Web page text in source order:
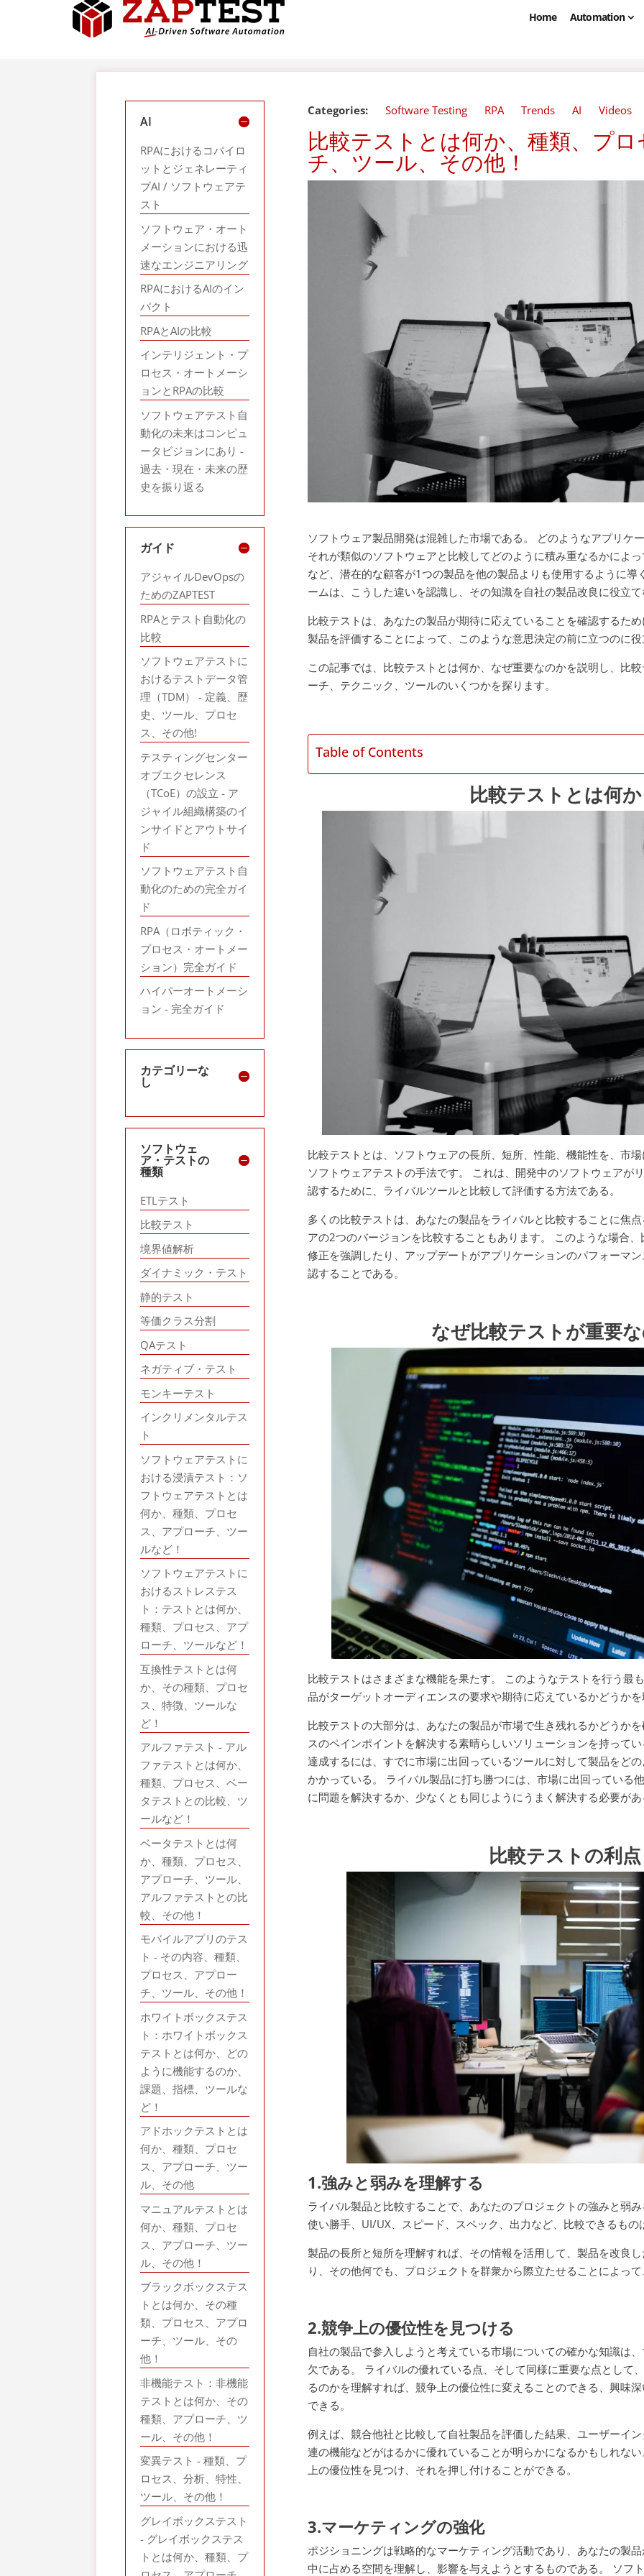
Home Automation
Categories: Software Testing RPA Trends AI Videos
比較テストとは何か、種類、プ
チ、ツール、その他！
ソフトウェア製品開発は混雑した市場である。 どのようなアプリケ
それが類似のソフトウェアと比較してどのように積み重なるかによ
など、潜在的な顧客が1つの製品を他の製品よりも使用するように
ームは、こうした違いを認識し、その知識を自社の製品改良に役立
比較テストは、あなたの製品が期待に応えていることを確認するた
製品を評価することによって、このような意思決定の前に立つのに
この記事では、比較テストとは何か、なぜ重要なのかを説明し、比
ーチ、テクニック、ツールのいくつかを探ります。
Table of Contents
比較テストとは何
比較テストとは、ソフトウェアの長所、短所、性能、機能性を、市
ソフトウェアテストの手法です。 これは、開発中のソフトウェアが
認するために、ライバルツールと比較して評価する方法である。
多くの比較テストは、あなたの製品をライバルと比較することに焦
アの2つのバージョンを比較することもあります。 このような場合
修正を強調したり、アップデートがアプリケーションのパフォーマ
認することである。
なぜ比較テストが重要
比較テストはさまざまな機能を果たす。 このようなテストを行う最
品がターゲットオーディエンスの要求や期待に応えているかどうか
比較テストの大部分は、あなたの製品が市場で生き残れるかどうか
スのペインポイントを解決する素晴らしいソリューションを持って
達成するには、すでに市場に出回っているツールに対して製品をど
かかっている。 ライバル製品に打ち勝つには、市場に出回っている
に問題を解決するか、少なくとも同じようにうまく解決する必要が
比較テストの利点
1.強みと弱みを理解する
ライバル製品と比較することで、あなたのプロジェクトの強みと弱
使い勝手、UI/UX、スピード、スペック、出力など、比較できるもの
製品の長所と短所を理解すれば、その情報を活用して、製品を改良
り、その他何でも、プロジェクトを群衆から際立たせることによっ
2.競争上の優位性を見つける
自社の製品で参入しようと考えている市場についての確かな知識は
欠である。 ライバルの優れている点、そして同様に重要な点として
るのかを理解すれば、競争上の優位性に変えることのできる、興味
できる。
例えば、競合他社と比較して自社製品を評価した結果、ユーザーイ
連の機能などがはるかに優れていることが明らかになるかもしれな
上の優位性を見つけ、それを押し付けることができる。
3.マーケティングの強化
ポジショニングは戦略的なマーケティング活動であり、あなたの製
中に占める空間を理解し、影響を与えようとするものである。 ソフ
AI
RPAにおけるコパイロ
ットとジェネレーティ
ブAI / ソフトウェアテ
スト
ソフトウェア・オート
メーションにおける迅
速なエンジニアリング
RPAにおけるAIのイン
パクト
RPAとAIの比較
インテリジェント・プ
ロセス・オートメーシ
ョンとRPAの比較
ソフトウェアテスト自
動化の未来はコンピュ
ータビジョンにあり -
過去・現在・未来の歴
史を振り返る
ガイド
アジャイルDevOpsの
ためのZAPTEST
RPAとテスト自動化の
比較
ソフトウェアテストに
おけるテストデータ管
理（TDM） - 定義、歴
史、ツール、プロセ
ス、その他!
テスティングセンター
オブエクセレンス
（TCoE）の設立 - ア
ジャイル組織構築のイ
ンサイドとアウトサイ
ド
ソフトウェアテスト自
動化のための完全ガイ
ド
RPA（ロボティック・
プロセス・オートメー
ション）完全ガイド
ハイパーオートメーシ
ョン - 完全ガイド
カテゴリーな
し
ソフトウェ
ア・テストの
種類
ETLテスト
比較テスト
境界値解析
ダイナミック・テスト
静的テスト
等価クラス分割
QAテスト
ネガティブ・テスト
モンキーテスト
インクリメンタルテス
ト
ソフトウェアテストに
おける浸漬テスト：ソ
フトウェアテストとは
何か、種類、プロセ
ス、アプローチ、ツー
ルなど！
ソフトウェアテストに
おけるストレステス
ト：テストとは何か、
種類、プロセス、アプ
ローチ、ツールなど！
互換性テストとは何
か、その種類、プロセ
ス、特徴、ツールな
ど！
アルファテスト - アル
ファテストとは何か、
種類、プロセス、ベー
タテストとの比較、ツ
ールなど！
ベータテストとは何
か、種類、プロセス、
アプローチ、ツール、
アルファテストとの比
較、その他！
モバイルアプリのテス
ト - その内容、種類、
プロセス、アプロー
チ、ツール、その他！
ホワイトボックステス
ト：ホワイトボックス
テストとは何か、どの
ように機能するのか、
課題、指標、ツールな
ど！
アドホックテストとは
何か、種類、プロセ
ス、アプローチ、ツー
ル、その他
マニュアルテストとは
何か、種類、プロセ
ス、アプローチ、ツー
ル、その他！
ブラックボックステス
トとは何か、その種
類、プロセス、アプロ
ーチ、ツール、その
他！
非機能テスト：非機能
テストとは何か、その
種類、アプローチ、ツ
ール、その他！
変異テスト - 種類、プ
ロセス、分析、特性、
ツール、その他！
グレイボックステスト
- グレイボックステス
トとは何か、種類、プ